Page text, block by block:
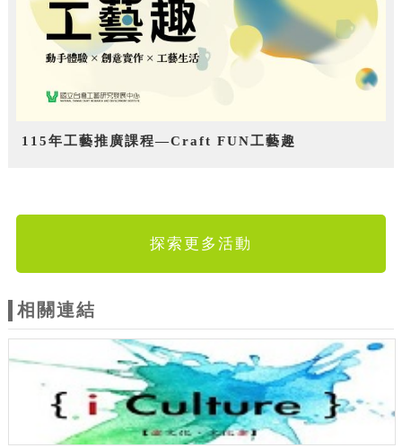
115年工藝推廣課程—Craft FUN工藝趣
探索更多活動
相關連結